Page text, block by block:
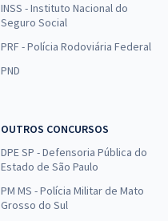
INSS - Instituto Nacional do
Seguro Social
PRF - Polícia Rodoviária Federal
PND
OUTROS CONCURSOS
DPE SP - Defensoria Pública do
Estado de São Paulo
PM MS - Polícia Militar de Mato
Grosso do Sul